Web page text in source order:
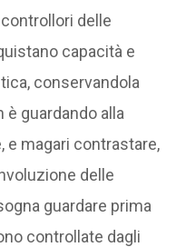
delle
capacità e
conservandola
guardando alla
e magari contrastare,
delle
guardare prima
controllate dagli